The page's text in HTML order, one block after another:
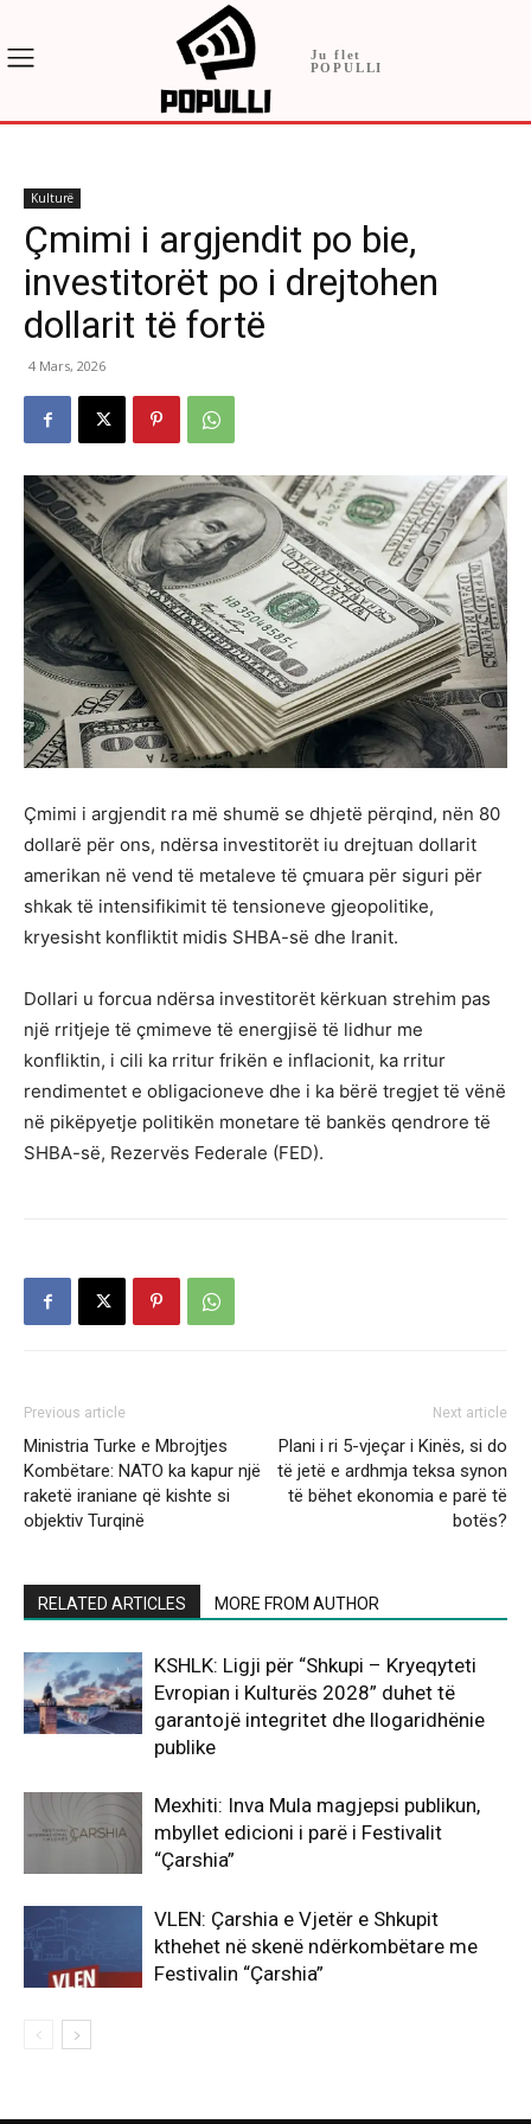
Ju flet
POPULLI
Kulturë
Çmimi i argjendit po bie,
investitorët po i drejtohen
dollarit të fortë
4 Mars, 2026
Çmimi i argjendit ra më shumë se dhjetë përqind, nën 80
dollarë për ons, ndërsa investitorët iu drejtuan dollarit
amerikan në vend të metaleve të çmuara për siguri për
shkak të intensifikimit të tensioneve gjeopolitike,
kryesisht konfliktit midis SHBA-së dhe Iranit.
Dollari u forcua ndërsa investitorët kërkuan strehim pas
një rritjeje të çmimeve të energjisë të lidhur me
konfliktin, i cili ka rritur frikën e inflacionit, ka rritur
rendimentet e obligacioneve dhe i ka bërë tregjet të vënë
në pikëpyetje politikën monetare të bankës qendrore të
SHBA-së, Rezervës Federale (FED).
Previous article
Ministria Turke e Mbrojtjes
Kombëtare: NATO ka kapur një
raketë iraniane që kishte si
objektiv Turqinë
Next article
Plani i ri 5-vjeçar i Kinës, si do
të jetë e ardhmja teksa synon
të bëhet ekonomia e parë të
botës?
RELATED ARTICLES MORE FROM AUTHOR
KSHLK: Ligji për “Shkupi – Kryeqyteti
Evropian i Kulturës 2028” duhet të
garantojë integritet dhe llogaridhënie
publike
Mexhiti: Inva Mula magjepsi publikun,
mbyllet edicioni i parë i Festivalit
“Çarshia”
VLEN: Çarshia e Vjetër e Shkupit
kthehet në skenë ndërkombëtare me
Festivalin “Çarshia”